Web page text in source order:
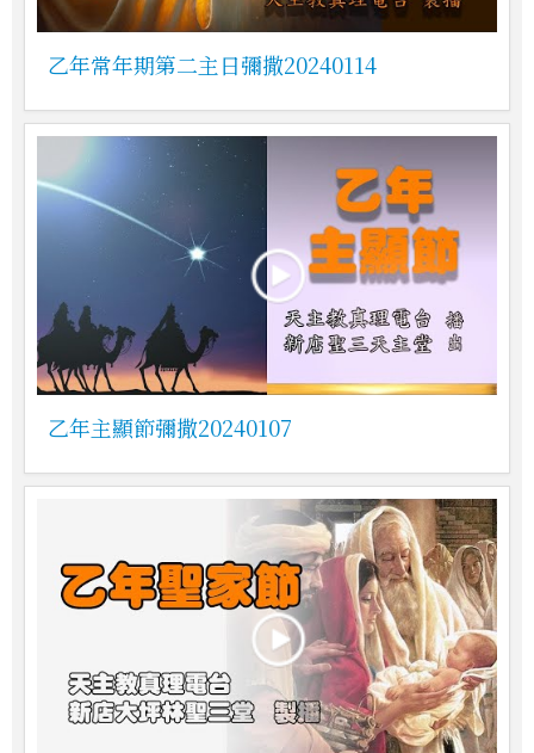
乙年常年期第二主日彌撒20240114
乙年主顯節彌撒20240107